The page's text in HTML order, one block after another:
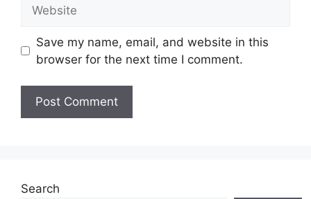
Save my name, email, and website in this
browser for the next time I comment.
Search